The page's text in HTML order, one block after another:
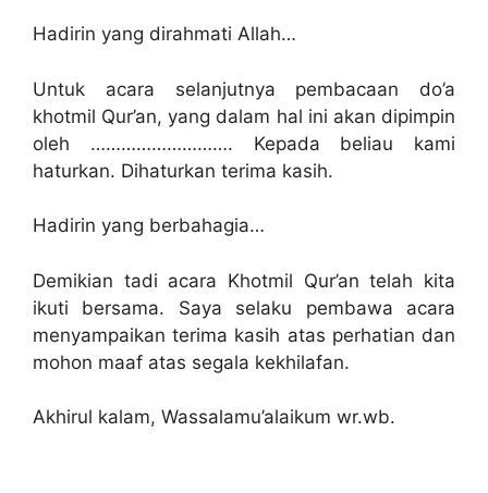
Hadirin yang dirahmati Allah…
Untuk acara selanjutnya pembacaan do’a
khotmil Qur’an, yang dalam hal ini akan dipimpin
oleh ………………………. Kepada beliau kami
haturkan. Dihaturkan terima kasih.
Hadirin yang berbahagia…
Demikian tadi acara Khotmil Qur’an telah kita
ikuti bersama. Saya selaku pembawa acara
menyampaikan terima kasih atas perhatian dan
mohon maaf atas segala kekhilafan.
Akhirul kalam, Wassalamu’alaikum wr.wb.